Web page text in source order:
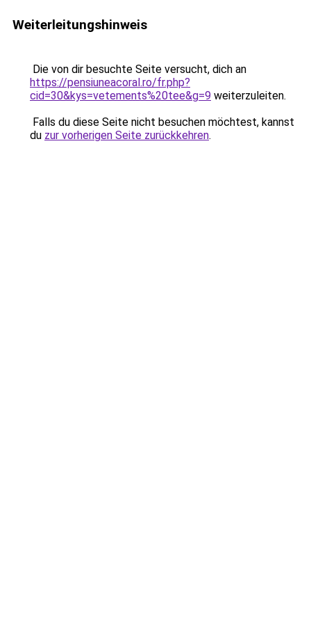
Weiterleitungshinweis
Die von dir besuchte Seite versucht, dich an
https://pensiuneacoral.ro/fr.php?
cid=30&kys=vetements%20tee&g=9 weiterzuleiten.
Falls du diese Seite nicht besuchen möchtest, kannst
du zur vorherigen Seite zurückkehren.